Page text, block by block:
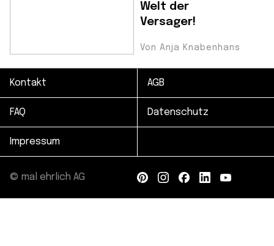
Welt der
Versager!
Von Anja Knabenhans
Kontakt AGB
FAQ Datenschutz
Impressum
© mal ehrlich AG